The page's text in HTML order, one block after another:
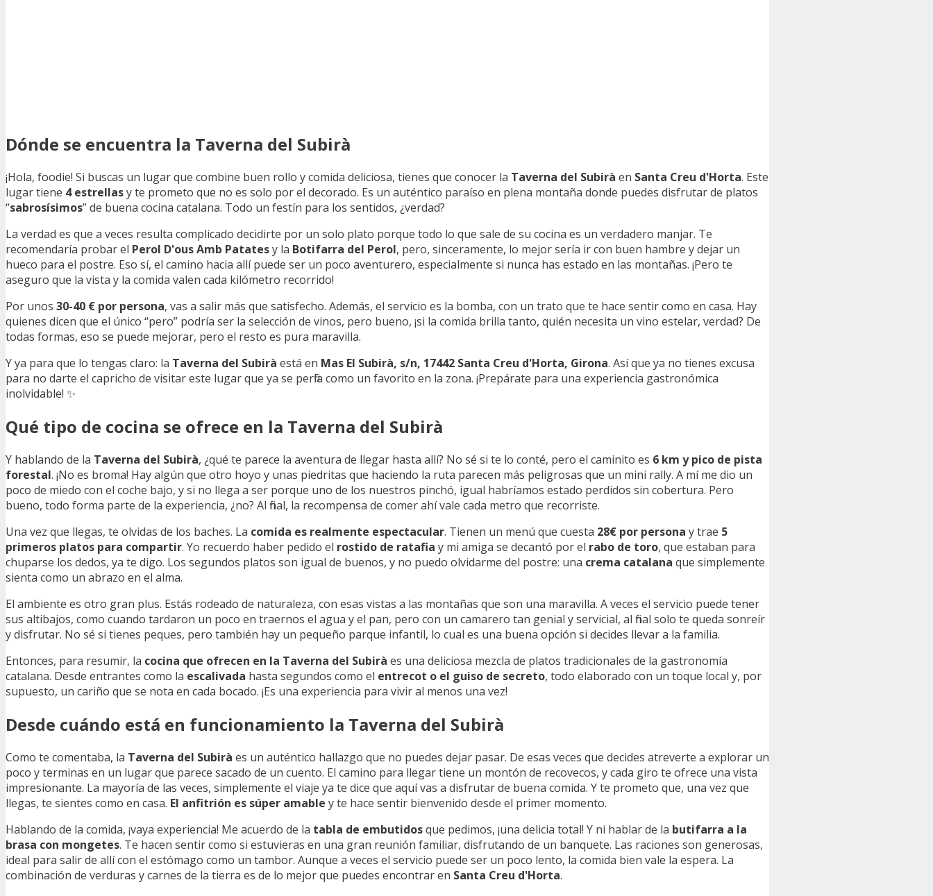
Dónde se encuentra la Taverna del Subirà
¡Hola, foodie! Si buscas un lugar que combine buen rollo y comida deliciosa, tienes que conocer la Taverna del Subirà en Santa Creu d'Horta. Este
lugar tiene 4 estrellasy te prometo que no es solo por el decorado. Es un auténtico paraíso en plena montaña donde puedes disfrutar de platos
“sabrosísimos” de buena cocina catalana. Todo un festín para los sentidos, ¿verdad?
La verdad es que a veces resulta complicado decidirte por un solo plato porque todo lo que sale de su cocina es un verdadero manjar. Te
recomendaría probar el Perol D'ous Amb Patatesy la Botifarra del Perol, pero, sinceramente, lo mejor sería ir con buen hambre y dejar un
hueco para el postre. Eso sí, el camino hacia allí puede ser un poco aventurero, especialmente si nunca has estado en las montañas. ¡Pero te
aseguro que la vista y la comida valen cada kilómetro recorrido!
Por unos 30-40 € por persona, vas a salir más que satisfecho. Además, el servicio es la bomba, con un trato que te hace sentir como en casa. Hay
quienes dicen que el único “pero” podría ser la selección de vinos, pero bueno, ¡si la comida brilla tanto, quién necesita un vino estelar, verdad? De
todas formas, eso se puede mejorar, pero el resto es pura maravilla.
Y ya para que lo tengas claro: la Taverna del Subirà está en Mas El Subirà, s/n, 17442 Santa Creu d'Horta, Girona. Así que ya no tienes excusa
para no darte el capricho de visitar este lugar que ya se perfila como un favorito en la zona. ¡Prepárate para una experiencia gastronómica
inolvidable! ️✨
Qué tipo de cocina se ofrece en la Taverna del Subirà
Y hablando de la Taverna del Subirà, ¿qué te parece la aventura de llegar hasta allí? No sé si te lo conté, pero el caminito es 6 km y pico de pista
forestal. ¡No es broma! Hay algún que otro hoyo y unas piedritas que haciendo la ruta parecen más peligrosas que un mini rally. A mí me dio un
poco de miedo con el coche bajo, y si no llega a ser porque uno de los nuestros pinchó, igual habríamos estado perdidos sin cobertura. Pero
bueno, todo forma parte de la experiencia, ¿no? Al final, la recompensa de comer ahí vale cada metro que recorriste.
Una vez que llegas, te olvidas de los baches. La comida es realmente espectacular. Tienen un menú que cuesta 28€ por persona y trae 5
primeros platos para compartir. Yo recuerdo haber pedido el rostido de ratafia y mi amiga se decantó por el rabo de toro, que estaban para
chuparse los dedos, ya te digo. Los segundos platos son igual de buenos, y no puedo olvidarme del postre: una crema catalana que simplemente
sienta como un abrazo en el alma.
El ambiente es otro gran plus. Estás rodeado de naturaleza, con esas vistas a las montañas que son una maravilla. A veces el servicio puede tener
sus altibajos, como cuando tardaron un poco en traernos el agua y el pan, pero con un camarero tan genial y servicial, al final solo te queda sonreír
y disfrutar. No sé si tienes peques, pero también hay un pequeño parque infantil, lo cual es una buena opción si decides llevar a la familia.
Entonces, para resumir, la cocina que ofrecen en la Taverna del Subirà es una deliciosa mezcla de platos tradicionales de la gastronomía
catalana. Desde entrantes como la escalivada hasta segundos como el entrecot o el guiso de secreto, todo elaborado con un toque local y, por
supuesto, un cariño que se nota en cada bocado. ¡Es una experiencia para vivir al menos una vez!
Desde cuándo está en funcionamiento la Taverna del Subirà
Como te comentaba, la Taverna del Subirà es un auténtico hallazgo que no puedes dejar pasar. De esas veces que decides atreverte a explorar un
poco y terminas en un lugar que parece sacado de un cuento. El camino para llegar tiene un montón de recovecos, y cada giro te ofrece una vista
impresionante. La mayoría de las veces, simplemente el viaje ya te dice que aquí vas a disfrutar de buena comida. Y te prometo que, una vez que
llegas, te sientes como en casa. El anfitrión es súper amable y te hace sentir bienvenido desde el primer momento.
Hablando de la comida, ¡vaya experiencia! Me acuerdo de la tabla de embutidosque pedimos, ¡una delicia total! Y ni hablar de la butifarra a la
brasa con mongetes. Te hacen sentir como si estuvieras en una gran reunión familiar, disfrutando de un banquete. Las raciones son generosas,
ideal para salir de allí con el estómago como un tambor. Aunque a veces el servicio puede ser un poco lento, la comida bien vale la espera. La
combinación de verduras y carnes de la tierra es de lo mejor que puedes encontrar en Santa Creu d'Horta.